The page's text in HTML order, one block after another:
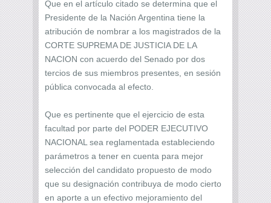
Que en el artículo citado se determina que el
Presidente de la Nación Argentina tiene la
atribución de nombrar a los magistrados de la
CORTE SUPREMA DE JUSTICIA DE LA
NACION con acuerdo del Senado por dos
tercios de sus miembros presentes, en sesión
pública convocada al efecto.
Que es pertinente que el ejercicio de esta
facultad por parte del PODER EJECUTIVO
NACIONAL sea reglamentada estableciendo
parámetros a tener en cuenta para mejor
selección del candidato propuesto de modo
que su designación contribuya de modo cierto
en aporte a un efectivo mejoramiento del